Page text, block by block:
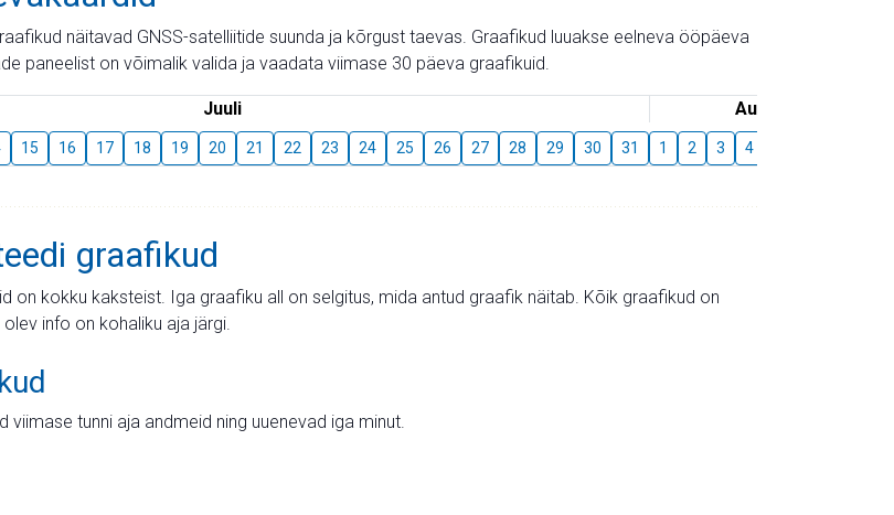
näitavad GNSS-satelliitide suunda ja kõrgust taevas. Graafikud luuakse eelneva ööpäeva
paneelist on võimalik valida ja vaadata viimase 30 päeva graafikuid.
Juuli August
15 16 17 18 19 20 21 22 23 24 25 26 27 28 29 30 31 1 2 3 4
graafikud
on kokku kaksteist. Iga graafiku all on selgitus, mida antud graafik näitab. Kõik graafikud on
info on kohaliku aja järgi.
viimase tunni aja andmeid ning uuenevad iga minut.